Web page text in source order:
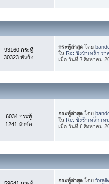
93160 กระทู้
30323 หัวข้อ
กระทู้ล่าสุด โดย
ใน Re: ชิงช้าเหล็ก ราค
เมื่อ วันที่ 7 สิงหาคม
6034 กระทู้
1241 หัวข้อ
กระทู้ล่าสุด โดย
ใน Re: ชิงช้าเหล็ก เห
เมื่อ วันที่ 6 สิงหาคม
กระทู้ล่าสุด โดย